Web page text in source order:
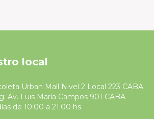
local
Urban Mall Nivel 2 Local 223 CABA
Av. Luis María Campos 901 CABA -
de 10:00 a 21:00 hs.